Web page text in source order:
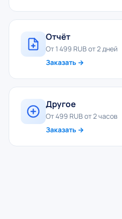
Отчёт
От 1 499 RUB от 2 дней
Заказать →
Другое
От 499 RUB от 2 часов
Заказать →